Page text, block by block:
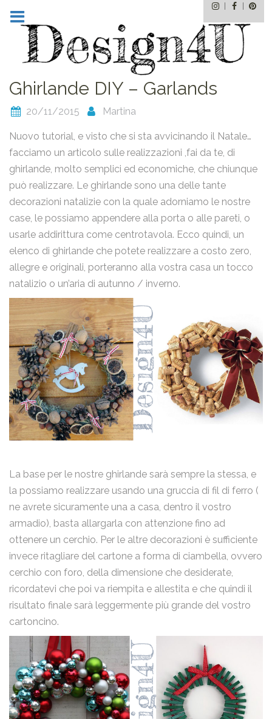
to
content
Instagram
Ghirlande DIY – Garlands
20/11/2015 Martina
Nuovo tutorial, e visto che si sta avvicinando il Natale…
facciamo un articolo sulle realizzazioni ,fai da te, di
ghirlande, molto semplici ed economiche, che chiunque
può realizzare. Le ghirlande sono una delle tante
decorazioni natalizie con la quale adorniamo le nostre
case, le possiamo appendere alla porta o alle pareti, o
usarle addirittura come centrotavola. Ecco quindi, un
elenco di ghirlande che potete realizzare a costo zero,
allegre e originali, porteranno alla vostra casa un tocco
natalizio o un’aria di autunno / inverno.
La base per le nostre ghirlande sarà sempre la stessa, e
la possiamo realizzare usando una gruccia di fil di ferro (
ne avrete sicuramente una a casa, dentro il vostro
armadio), basta allargarla con attenzione fino ad
ottenere un cerchio. Per le altre decorazioni è sufficiente
invece ritagliare del cartone a forma di ciambella, ovvero
cerchio con foro, della dimensione che desiderate,
ricordatevi che poi va riempita e allestita e che quindi il
risultato finale sarà leggermente più grande del vostro
cartoncino.